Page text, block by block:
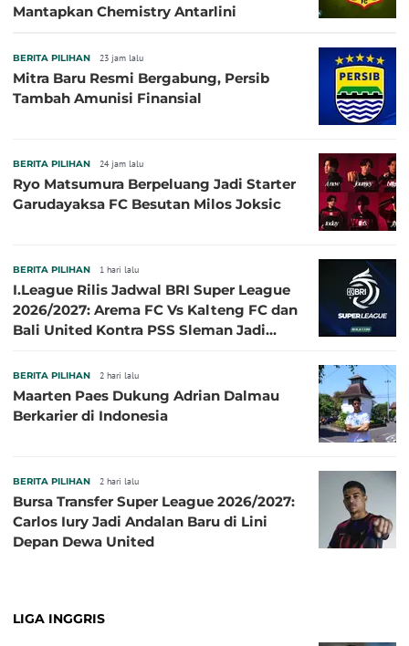
Mantapkan Chemistry Antarlini
BERITA PILIHAN 23 jam lalu
Mitra Baru Resmi Bergabung, Persib
Tambah Amunisi Finansial
BERITA PILIHAN 24 jam lalu
Ryo Matsumura Berpeluang Jadi Starter
Garudayaksa FC Besutan Milos Joksic
BERITA PILIHAN 1 hari lalu
I.League Rilis Jadwal BRI Super League
2026/2027: Arema FC Vs Kalteng FC dan
Bali United Kontra PSS Sleman Jadi
BERITA PILIHAN 2 hari lalu
Maarten Paes Dukung Adrian Dalmau
Berkarier di Indonesia
BERITA PILIHAN 2 hari lalu
Bursa Transfer Super League 2026/2027:
Carlos Iury Jadi Andalan Baru di Lini
Depan Dewa United
LIGA INGGRIS